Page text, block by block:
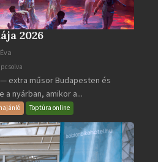
2026
extra műsor Budapesten és
a nyárban, amikor a...
Toptúra online